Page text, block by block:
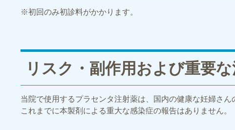
※初回のみ初診料がかかります。
リスク・副作用および重要
当院で使用するプラセンタ注射薬は、国内の健康な妊婦さ
これまでに本製剤による重大な感染症の報告はありません。